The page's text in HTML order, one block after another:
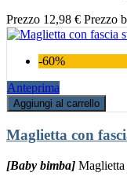
Prezzo 12,98 € Prezzo
-60%
Anteprima
Aggiungi al carrello
Maglietta con
[Baby bimba] Maglietta